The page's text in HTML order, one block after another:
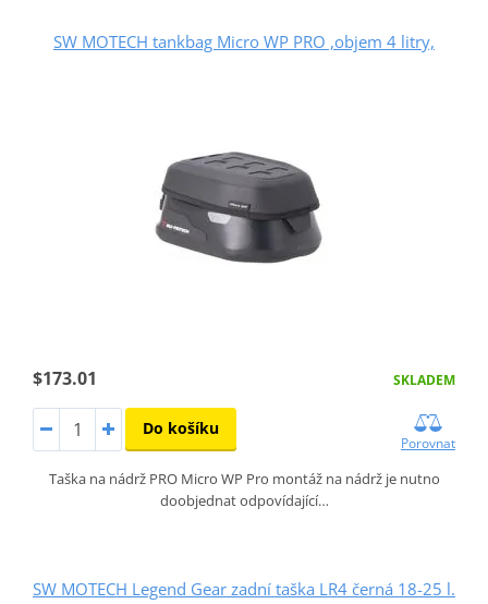
SW MOTECH tankbag Micro WP PRO ,objem 4 litry,
$173.01 SKLADEM
Do košíku
Porovnat
Taška na nádrž PRO Micro WP Pro montáž na nádrž je nutno
doobjednat odpovídající…
SW MOTECH Legend Gear zadní taška LR4 černá 18-25 l.